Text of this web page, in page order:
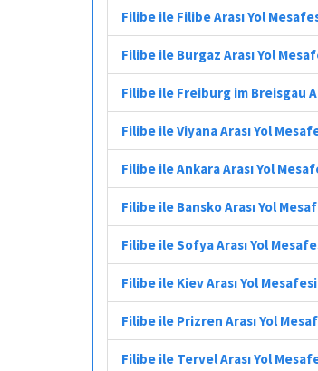
Filibe ile Filibe Arası Yol
Filibe ile Burgaz Arası Yol
Filibe ile Freiburg im Breisgau
Filibe ile Viyana Arası Yol
Filibe ile Ankara Arası Yol
Filibe ile Bansko Arası Yol
Filibe ile Sofya Arası Yol
Filibe ile Kiev Arası Yol
Filibe ile Prizren Arası Yol
Filibe ile Tervel Arası Yol